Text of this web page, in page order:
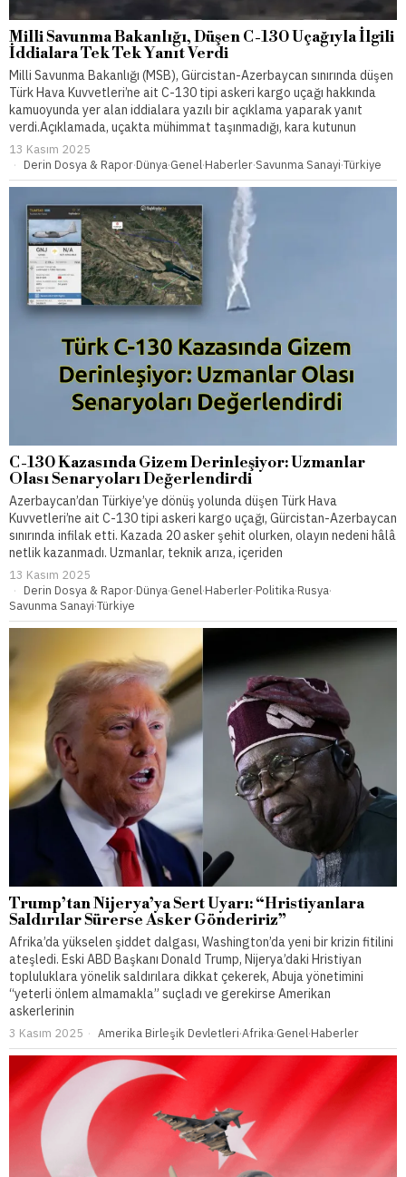
Milli Savunma Bakanlığı, Düşen C-130 Uçağıyla İlgili
İddialara Tek Tek Yanıt Verdi
Milli Savunma Bakanlığı (MSB), Gürcistan-Azerbaycan sınırında düşen
Türk Hava Kuvvetleri’ne ait C-130 tipi askeri kargo uçağı hakkında
kamuoyunda yer alan iddialara yazılı bir açıklama yaparak yanıt
verdi.Açıklamada, uçakta mühimmat taşınmadığı, kara kutunun
13 Kasım 2025
Derin Dosya & Rapor·Dünya·Genel·Haberler·Savunma Sanayi·Türkiye
C-130 Kazasında Gizem Derinleşiyor: Uzmanlar
Olası Senaryoları Değerlendirdi
Azerbaycan’dan Türkiye’ye dönüş yolunda düşen Türk Hava
Kuvvetleri’ne ait C-130 tipi askeri kargo uçağı, Gürcistan-Azerbaycan
sınırında infilak etti. Kazada 20 asker şehit olurken, olayın nedeni hâlâ
netlik kazanmadı. Uzmanlar, teknik arıza, içeriden
13 Kasım 2025
Derin Dosya & Rapor·Dünya·Genel·Haberler·Politika·Rusya·
Savunma Sanayi·Türkiye
Trump’tan Nijerya’ya Sert Uyarı: “Hristiyanlara
Saldırılar Sürerse Asker Göndeririz”
Afrika’da yükselen şiddet dalgası, Washington’da yeni bir krizin fitilini
ateşledi. Eski ABD Başkanı Donald Trump, Nijerya’daki Hristiyan
topluluklara yönelik saldırılara dikkat çekerek, Abuja yönetimini
“yeterli önlem almamakla” suçladı ve gerekirse Amerikan
askerlerinin
3 Kasım 2025 Amerika Birleşik Devletleri·Afrika·Genel·Haberler